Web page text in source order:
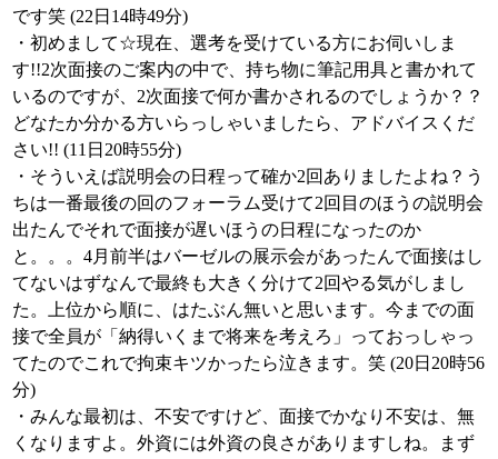
です笑 (22日14時49分)
・初めまして☆現在、選考を受けている方にお伺いしま
す!!2次面接のご案内の中で、持ち物に筆記用具と書かれて
いるのですが、2次面接で何か書かされるのでしょうか？？
どなたか分かる方いらっしゃいましたら、アドバイスくだ
さい!! (11日20時55分)
・そういえば説明会の日程って確か2回ありましたよね？う
ちは一番最後の回のフォーラム受けて2回目のほうの説明会
出たんでそれで面接が遅いほうの日程になったのか
と。。。4月前半はバーゼルの展示会があったんで面接はし
てないはずなんで最終も大きく分けて2回やる気がしまし
た。上位から順に、はたぶん無いと思います。今までの面
接で全員が「納得いくまで将来を考えろ」っておっしゃっ
てたのでこれで拘束キツかったら泣きます。笑 (20日20時56
分)
・みんな最初は、不安ですけど、面接でかなり不安は、無
くなりますよ。外資には外資の良さがありますしね。まず